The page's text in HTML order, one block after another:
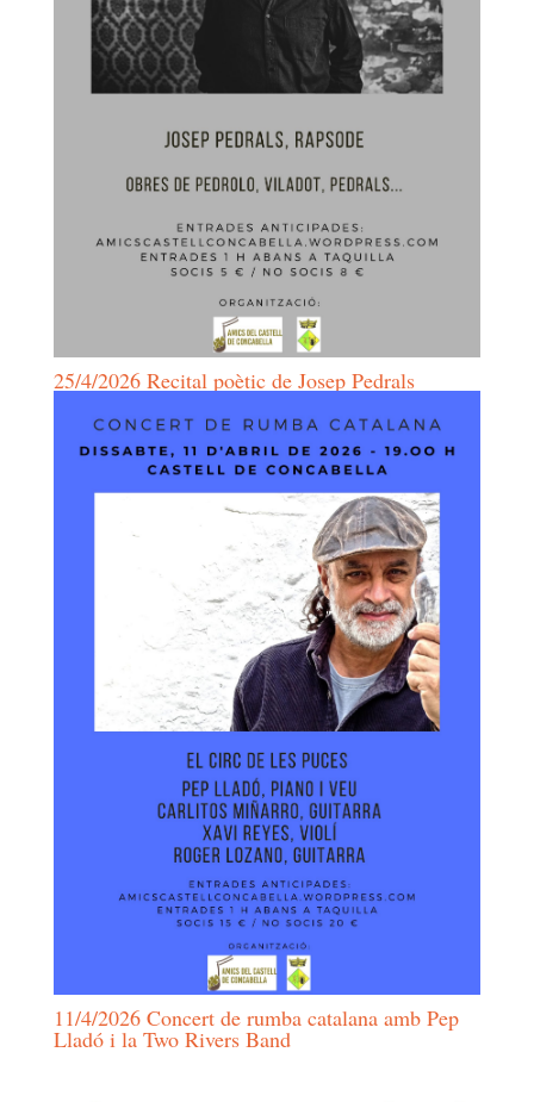
25/4/2026 Recital poètic de Josep Pedrals
11/4/2026 Concert de rumba catalana amb Pep
Lladó i la Two Rivers Band